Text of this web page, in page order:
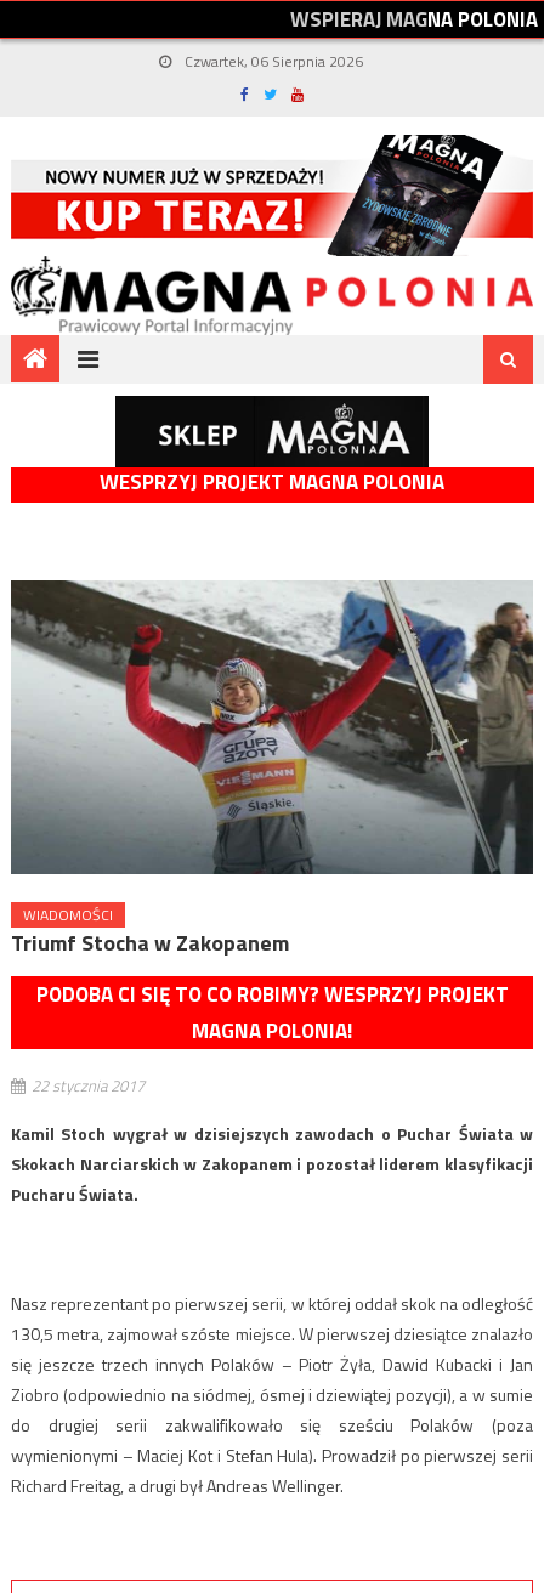
WSPIERAJMAGNAPOLONIA
Czwartek, 06 Sierpnia 2026
WESPRZYJ PROJEKT MAGNA POLONIA
WIADOMOŚCI
Triumf Stocha w Zakopanem
PODOBA CI SIĘ TO CO ROBIMY? WESPRZYJ PROJEKT
MAGNA POLONIA!
22 stycznia 2017
Kamil Stoch wygrał w dzisiejszych zawodach o Puchar Świata w
Skokach Narciarskich w Zakopanem i pozostał liderem klasyfikacji
Pucharu Świata.
Nasz reprezentant po pierwszej serii, w której oddał skok na odległość
130,5 metra, zajmował szóste miejsce. W pierwszej dziesiątce znalazło
się jeszcze trzech innych Polaków – Piotr Żyła, Dawid Kubacki i Jan
Ziobro (odpowiednio na siódmej, ósmej i dziewiątej pozycji), a w sumie
do drugiej serii zakwalifikowało się sześciu Polaków (poza
wymienionymi – Maciej Kot i Stefan Hula). Prowadził po pierwszej serii
Richard Freitag, a drugi był Andreas Wellinger.